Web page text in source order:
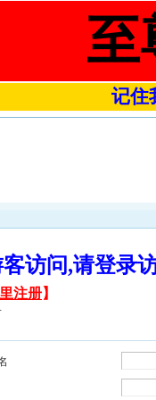
至
记住
客访问,请登
注册】